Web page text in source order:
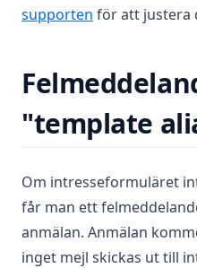
supporten för att justera
"template
Om intresseformuläret
får man ett
anmälan. Anmälan
inget mejl skickas ut till